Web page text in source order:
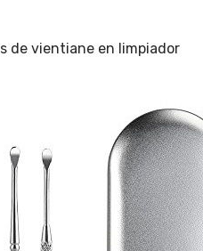
de vientiane en limpiador